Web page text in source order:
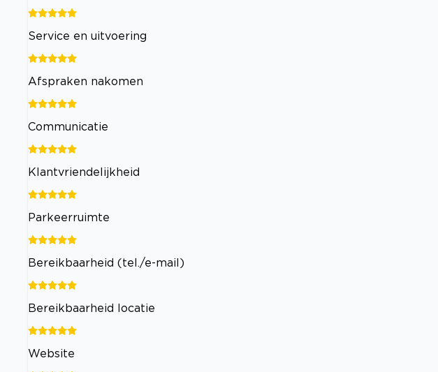
Service en uitvoering
Afspraken nakomen
Communicatie
Klantvriendelijkheid
Parkeerruimte
Bereikbaarheid (tel./e-mail)
Bereikbaarheid locatie
Website